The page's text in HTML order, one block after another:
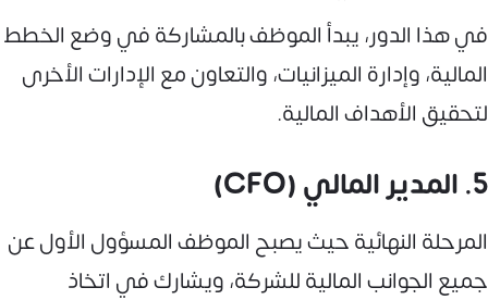
في هذا الدور، يبدأ الموظف بالمشاركة في وضع الخطط
المالية، وإدارة الميزانيات، والتعاون مع الإدارات الأخرى
لتحقيق الأهداف المالية.
5. المدير المالي (CFO)
المرحلة النهائية حيث يصبح الموظف المسؤول الأول عن
جميع الجوانب المالية للشركة، ويشارك في اتخاذ